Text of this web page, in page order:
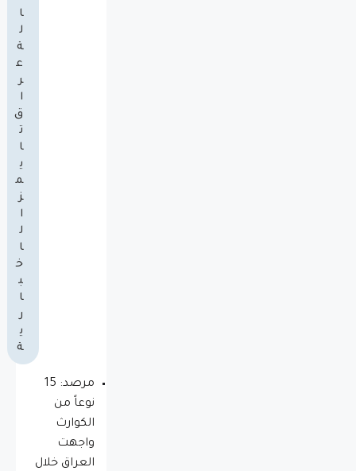
ا
ل
ة
ع
ر
ا
ق
ت
ا
ي
م
ز
ا
ل
ا
خ
ب
ا
ر
ي
ة
مرصد: 15
نوعاً من
الكوارث
واجهت
العراق خلال